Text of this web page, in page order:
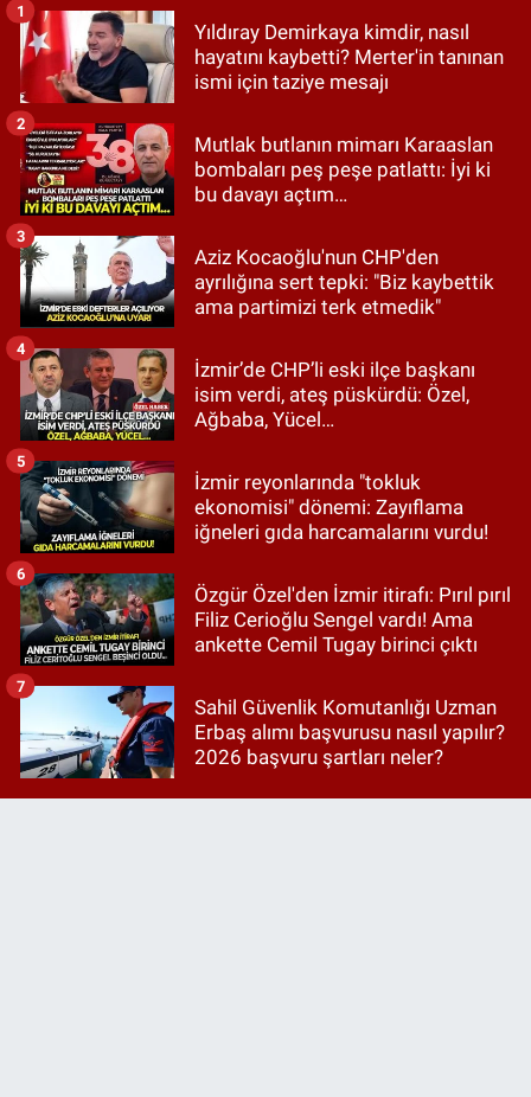
Yıldıray Demirkaya kimdir, nasıl
hayatını kaybetti? Merter'in tanınan
ismi için taziye mesajı
1
Mutlak butlanın mimarı Karaaslan
bombaları peş peşe patlattı: İyi ki
bu davayı açtım…
2
Aziz Kocaoğlu'nun CHP'den
ayrılığına sert tepki: "Biz kaybettik
ama partimizi terk etmedik"
3
İzmir’de CHP’li eski ilçe başkanı
isim verdi, ateş püskürdü: Özel,
Ağbaba, Yücel…
4
İzmir reyonlarında "tokluk
ekonomisi" dönemi: Zayıflama
iğneleri gıda harcamalarını vurdu!
5
Özgür Özel'den İzmir itirafı: Pırıl pırıl
Filiz Cerioğlu Sengel vardı! Ama
ankette Cemil Tugay birinci çıktı
6
Sahil Güvenlik Komutanlığı Uzman
Erbaş alımı başvurusu nasıl yapılır?
2026 başvuru şartları neler?
7